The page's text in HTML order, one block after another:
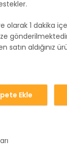
olarak 1 dakika
satın aldığınız
Ekle